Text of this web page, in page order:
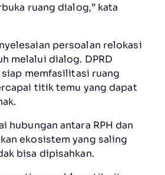
ruang dialog,” kata
persoalan relokasi
melalui dialog. DPRD
siap memfasilitasi ruang
titik temu yang dapat
hubungan antara RPH dan
ekosistem yang saling
bisa dipisahkan.